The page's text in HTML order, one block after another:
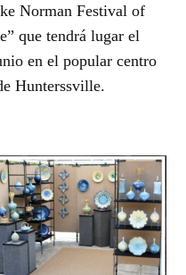
Norman Festival of
que tendrá lugar el
en el popular centro
Hunterssville.